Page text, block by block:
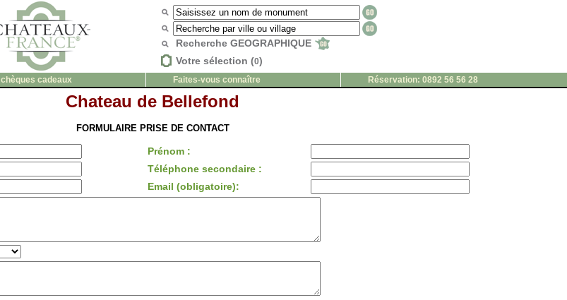
Recherche GEOGRAPHIQUE
Votre sélection (0)
chèques cadeaux Faites-vous connaître
Réservation: 0892 56 56 28
Chateau de Bellefond
FORMULAIRE PRISE DE CONTACT
Prénom :
Téléphone secondaire :
Email (obligatoire):